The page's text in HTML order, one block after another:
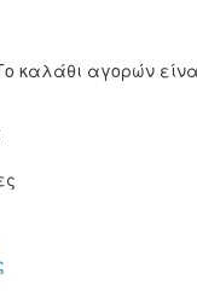
καλάθι αγορών